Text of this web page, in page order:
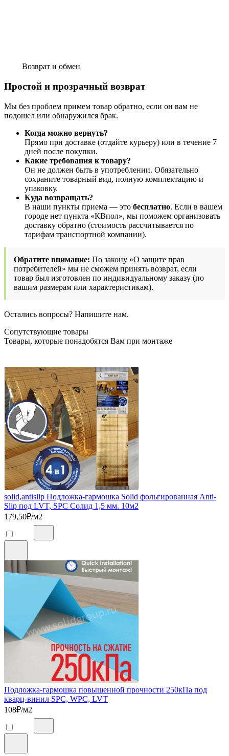
Возврат и обмен
Простой и прозрачный возврат
Мы без проблем примем товар обратно, если он вам не
подошел или обнаружился брак.
Когда можно вернуть?
Прямо при доставке (отдайте курьеру) или в течение 7
дней после покупки.
Какие требования к товару?
Он не должен быть в употреблении. Обязательно
сохраните товарный вид, полную комплектацию и
упаковку.
Куда возвращать?
В наши пункты приема — это бесплатно. Если в вашем
городе нет пункта «КВпол», мы поможем организовать
доставку обратно (стоимость рассчитывается по
тарифам транспортной компании).
Обратите внимание: По закону «О защите прав
потребителей» мы не сможем принять возврат, если
товар был изготовлен по индивидуальному заказу (по
вашим размерам или характеристикам).
Остались вопросы? Напишите нам.
Сопутствующие товары
Товары, которые понадобятся Вам при монтаже
solid,antislip Подложка-гармошка Solid фольгированная Anti-
Slip под LVT, SPC Солид 1,5 мм. 10м2
179,50₽/м2
Подложка-гармошка повышенной прочности 250кПа под
кварц-винил SPC, WPC, LVT
108₽/м2